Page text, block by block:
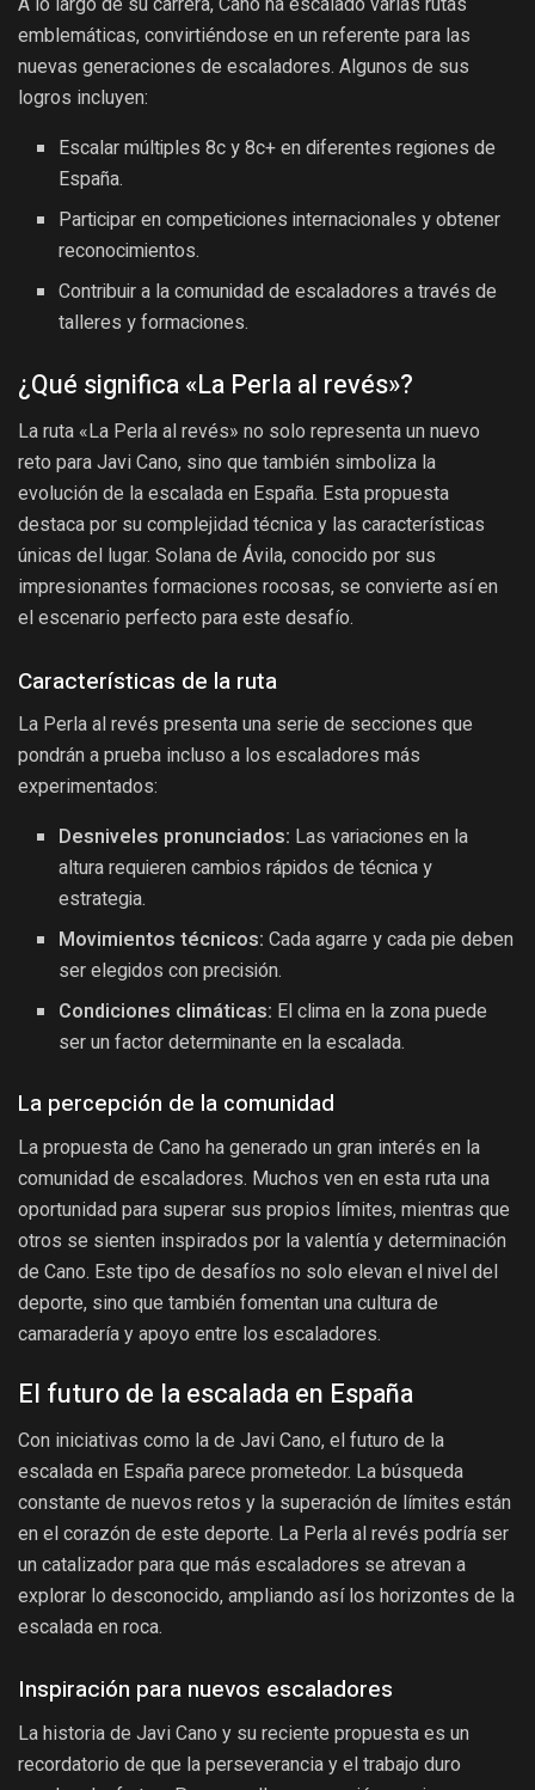
emblemáticas, convirtiéndose en un referente para las
nuevas generaciones de escaladores. Algunos de sus
logros incluyen:
Escalar múltiples 8c y 8c+ en diferentes regiones de
España.
Participar en competiciones internacionales y obtener
reconocimientos.
Contribuir a la comunidad de escaladores a través de
talleres y formaciones.
¿Qué significa «La Perla al revés»?
La ruta «La Perla al revés» no solo representa un nuevo
reto para Javi Cano, sino que también simboliza la
evolución de la escalada en España. Esta propuesta
destaca por su complejidad técnica y las características
únicas del lugar. Solana de Ávila, conocido por sus
impresionantes formaciones rocosas, se convierte así en
el escenario perfecto para este desafío.
Características de la ruta
La Perla al revés presenta una serie de secciones que
pondrán a prueba incluso a los escaladores más
experimentados:
Desniveles pronunciados: Las variaciones en la
altura requieren cambios rápidos de técnica y
estrategia.
Movimientos técnicos: Cada agarre y cada pie deben
ser elegidos con precisión.
Condiciones climáticas: El clima en la zona puede
ser un factor determinante en la escalada.
La percepción de la comunidad
La propuesta de Cano ha generado un gran interés en la
comunidad de escaladores. Muchos ven en esta ruta una
oportunidad para superar sus propios límites, mientras que
otros se sienten inspirados por la valentía y determinación
de Cano. Este tipo de desafíos no solo elevan el nivel del
deporte, sino que también fomentan una cultura de
camaradería y apoyo entre los escaladores.
El futuro de la escalada en España
Con iniciativas como la de Javi Cano, el futuro de la
escalada en España parece prometedor. La búsqueda
constante de nuevos retos y la superación de límites están
en el corazón de este deporte. La Perla al revés podría ser
un catalizador para que más escaladores se atrevan a
explorar lo desconocido, ampliando así los horizontes de la
escalada en roca.
Inspiración para nuevos escaladores
La historia de Javi Cano y su reciente propuesta es un
recordatorio de que la perseverancia y el trabajo duro